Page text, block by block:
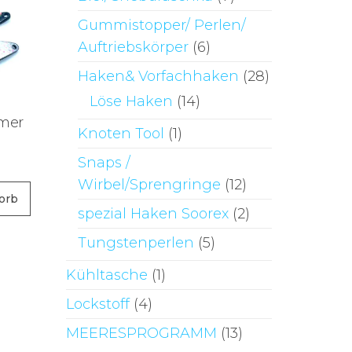
Gummistopper/ Perlen/
Auftriebskörper (6)
Haken& Vorfachhaken (28)
Löse Haken (14)
Knoten Tool (1)
Snaps /
Wirbel/Sprengringe (12)
spezial Haken Soorex (2)
Tungstenperlen (5)
Kühltasche (1)
Lockstoff (4)
MEERESPROGRAMM (13)